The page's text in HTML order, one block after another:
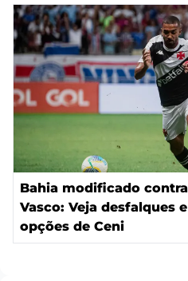
Bahia modificado
Vasco: Veja desfalques e
opções de Ceni